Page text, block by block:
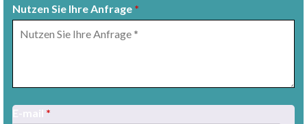
Nutzen Sie Ihre Anfrage *
*